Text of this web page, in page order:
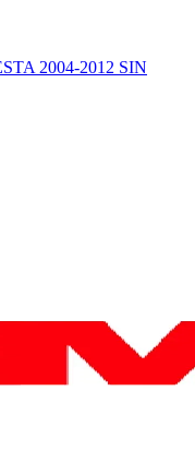
2004-2012 SIN